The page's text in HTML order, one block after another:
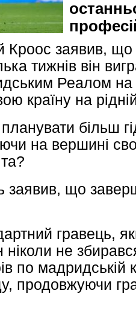
Кроос заявив, що
тижнів він
Реалом на
країну на
більш
на вершині
заявив, що
гравець,
ніколи не
по
продовжуючи